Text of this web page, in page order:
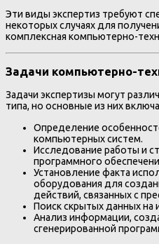
Эти виды экспертиз требуют
некоторых случаях для
комплексная компьютерно-
Задачи компьютерно-
Задачи экспертизы могут
типа, но основные из них
Определение
компьютерных систем.
Исследование работы и
программного
Установление факта
оборудования для
действий, связанных с
Поиск скрытых данных на
Анализ информации,
сгенерированной